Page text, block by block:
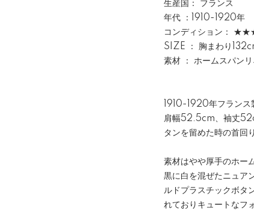
生産国： フランス
年代 ：1910-1920年
コンディション：
SIZE ： 胸まわり
素材 ： ホームスパン
1910-1920年フランス
肩幅52.5cm、袖丈
タンを留めた時の首回
素材はやや厚手のホー
黒に白を混ぜたニュア
ルドプラスチックボタ
れておりキュートなフ